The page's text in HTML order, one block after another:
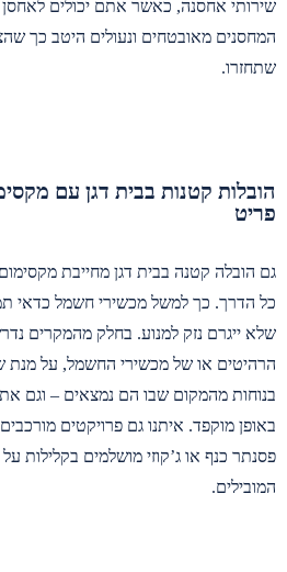
שירותי אחסנה, כאשר אתם יכולים
המחסנים מאובטחים ונעולים היטב כך
שתחזרו.
הובלות קטנות בבית דגן עם
פריט
גם הובלה קטנה בבית דגן מחייבת
כל הדרך. כך למשל מכשירי חשמל כדאי
שלא ייגרם נזק למנוע. בחלק מהמקרים
הרהיטים או של מכשירי החשמל, על מנת
בנוחות מהמקום שבו הם נמצאים – וגם
באופן מוקפד. איתנו גם פרויקטים
פסנתר כנף או ג’קוזי מושלמים בקלילות
המובילים.